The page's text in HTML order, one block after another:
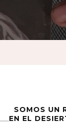
SOMOS UN
EN EL